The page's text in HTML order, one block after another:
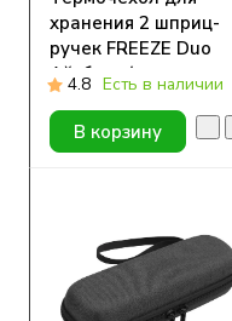
хранения 2 шприц-
ручек FREEZE Duo
Айсберг ( размер
105*190 мм)
4.8 Есть в наличии
В корзину